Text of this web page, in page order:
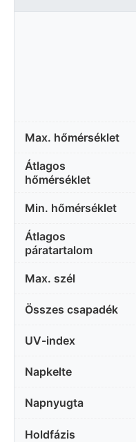
Max. hőmérséklet
Átlagos
hőmérséklet
Min. hőmérséklet
Átlagos
páratartalom
Max. szél
Összes csapadék
UV-index
Napkelte
Napnyugta
Holdfázis